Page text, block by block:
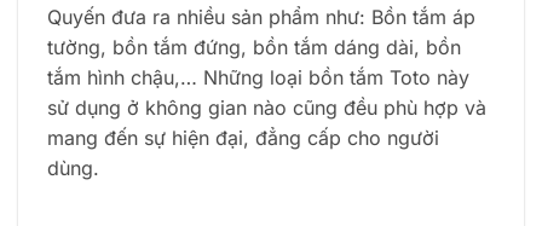
Quyến đưa ra nhiều sản phẩm như: Bồn tắm áp
tường, bồn tắm đứng, bồn tắm dáng dài, bồn
tắm hình chậu,… Những loại bồn tắm Toto này
sử dụng ở không gian nào cũng đều phù hợp và
mang đến sự hiện đại, đẳng cấp cho người
dùng.